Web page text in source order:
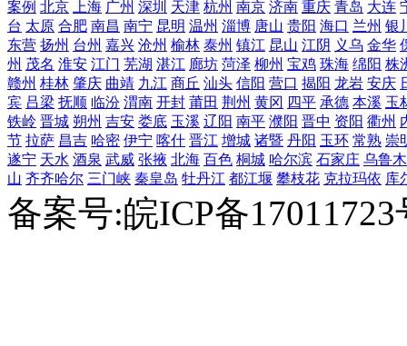
案例 北京 上海 广州 深圳 天津 杭州 南京 济南 重庆 青岛 大连
台 太原 合肥 南昌 南宁 昆明 温州 淄博 唐山 贵阳 海口 兰州 银
东营 扬州 台州 嘉兴 沧州 榆林 泰州 镇江 昆山 江阴 义乌 金华
州 茂名 淮安 江门 芜湖 湛江 廊坊 菏泽 柳州 宝鸡 珠海 绵阳 株
赣州 桂林 肇庆 曲靖 九江 商丘 汕头 信阳 营口 揭阳 龙岩 安庆
宾 吕梁 抚顺 临汾 渭南 开封 莆田 荆州 黄冈 四平 承德 本溪 玉
铁岭 晋城 朔州 吉安 娄底 玉溪 辽阳 南平 濮阳 晋中 资阳 衢州
节 拉萨 昌吉 哈密 伊宁 喀什 晋江 增城 诸暨 丹阳 玉环 常熟 崇
遂宁 天水 酒泉 武威 张掖 北海 百色 桐城 哈尔滨 石家庄 乌鲁
山 齐齐哈尔 三门峡 秦皇岛 牡丹江 都江堰 攀枝花 克拉玛依 库
备案号:皖ICP备